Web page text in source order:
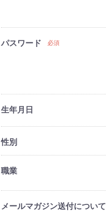
パスワード 必須
生年月日
性別
職業
メールマガジン送付について